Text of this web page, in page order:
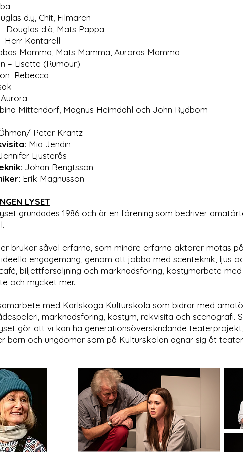
d.y, Chit, Filmaren
Douglas d.ä, Mats Pappa
Herr Kantarell
Mamma, Mats Mamma, Auroras Mamma
– Lisette (Rumour)
Mittendorf, Magnus Heimdahl och John Rydbom
Peter Krantz
Mia Jendin
Ljusterås
Johan Bengtsson
Erik Magnusson
LYSET
grundades 1986 och är en förening som bedriver
brukar såväl erfarna, som mindre erfarna aktörer mötas
engagemang, genom att jobba med scenteknik, ljus
biljettförsäljning och marknadsföring, kostymarbete
och mycket mer.
med Karlskoga Kulturskola som bidrar med
marknadsföring, kostym, rekvisita och scenografi.
gör att vi kan ha generationsöverskridande
barn och ungdomar som på Kulturskolan ägnar sig åt